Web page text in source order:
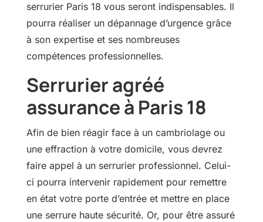
serrurier Paris 18 vous seront indispensables. Il
pourra réaliser un dépannage d’urgence grâce
à son expertise et ses nombreuses
compétences professionnelles.
Serrurier agréé
assurance à Paris 18
Afin de bien réagir face à un cambriolage ou
une effraction à votre domicile, vous devrez
faire appel à un serrurier professionnel. Celui-
ci pourra intervenir rapidement pour remettre
en état votre porte d’entrée et mettre en place
une serrure haute sécurité. Or, pour être assuré